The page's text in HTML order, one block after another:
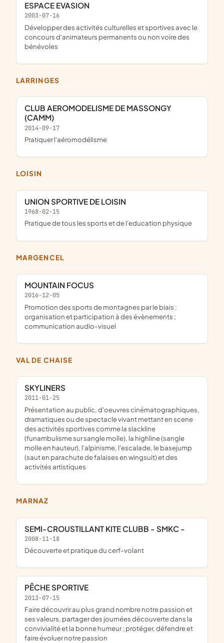
ESPACE EVASION
2003-07-16
développer des activités culturelles et sportives avec le
concours d'animateurs permanents ou non voire des
bénévoles
LARRINGES
CLUB AEROMODELISME DE MASSONGY
(CAMM)
2014-09-17
pratiquer l'aéromodélisme
LOISIN
UNION SPORTIVE DE LOISIN
1968-02-15
pratique de tous les sports et de l'education physique
MARGENCEL
MOUNTAIN FOCUS
2016-12-05
promotion des sports de montagnes par le biais :
organisation et participation à des évènements ;
communication audio-visuel
VAL DE CHAISE
SKYLINERS
2011-01-25
présentation au public, d'oeuvres cinématographiques,
dramatiques ou de spectacle vivant mettant en scene
des activités sportives comme la slackline
(funambulisme sur sangle molle), la highline (sangle
molle en hauteur), l'alpinisme, l'escalade, le basejump
(saut en parachute de falaises en wingsuit) et des
activités artistiques
MARNAZ
SEMI-CROUSTILLANT KITE CLUBB - SMKC -
2008-11-18
découverte et pratique du cerf-volant
PÊCHE SPORTIVE
2013-07-15
faire découvrir au plus grand nombre notre passion et
ses valeurs, partager des journées découverte dans la
convivialité et la bonne humeur ; protéger, défendre et
faire évoluer notre passion